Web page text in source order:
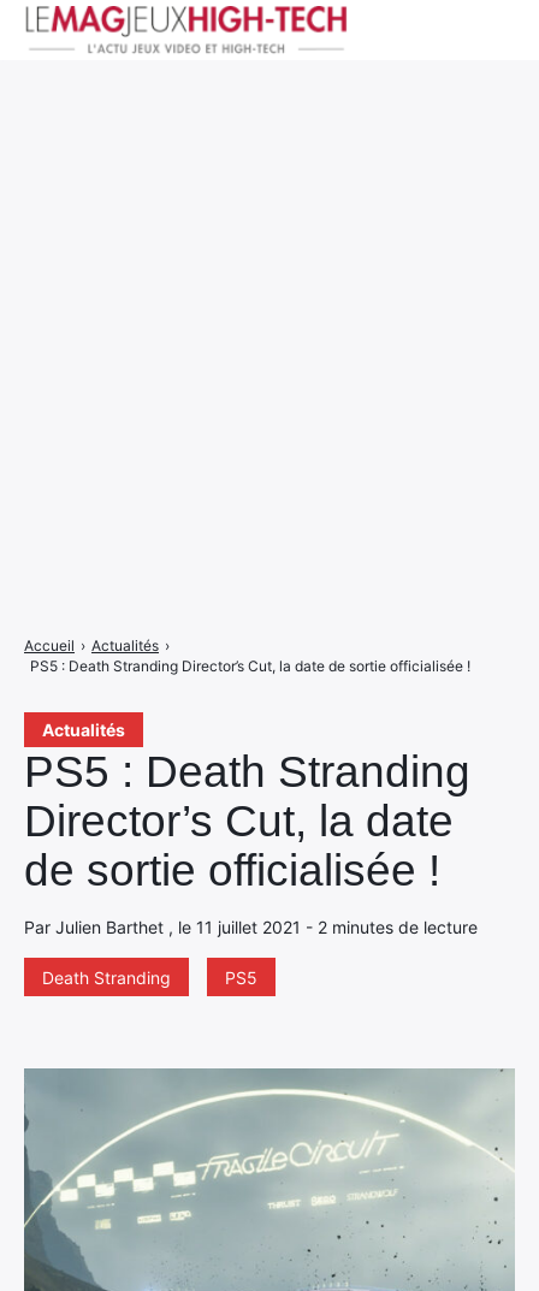
Actualités
PS5 : Death Stranding
Director’s Cut, la date
de sortie officialisée !
Par Julien Barthet , le 11 juillet 2021 - 2 minutes de lecture
Death Stranding PS5
Accueil › Actualités ›
PS5 : Death Stranding Director’s Cut, la date de sortie officialisée !